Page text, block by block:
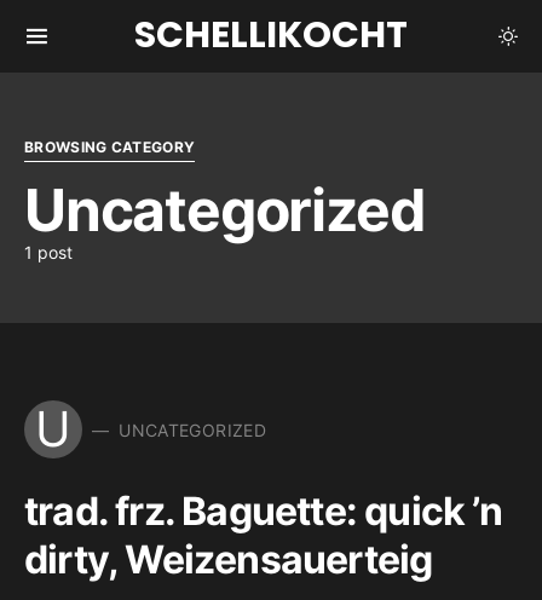
SCHELLIKOCHT
BROWSING CATEGORY
Uncategorized
1 post
U UNCATEGORIZED
trad. frz. Baguette: quick ’n
dirty, Weizensauerteig